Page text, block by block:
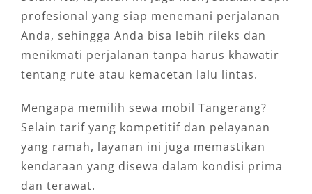
profesional yang siap menemani perjalanan
Anda, sehingga Anda bisa lebih rileks dan
menikmati perjalanan tanpa harus khawatir
tentang rute atau kemacetan lalu lintas.
Mengapa memilih sewa mobil Tangerang?
Selain tarif yang kompetitif dan pelayanan
yang ramah, layanan ini juga memastikan
kendaraan yang disewa dalam kondisi prima
dan terawat.